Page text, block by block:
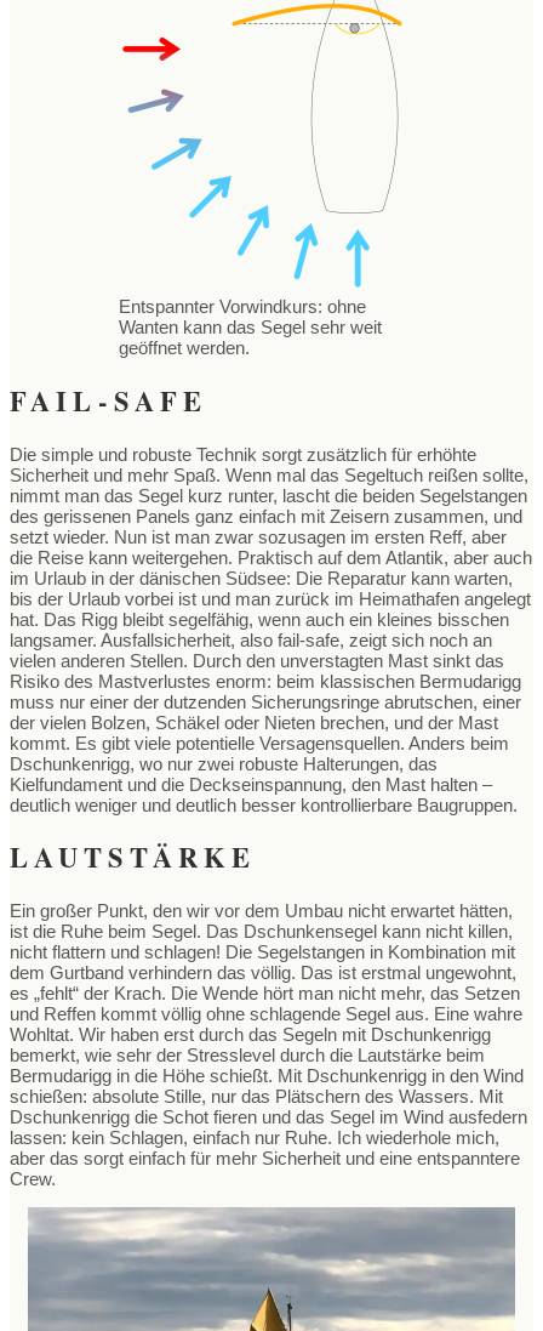
Entspannter Vorwindkurs: ohne
Wanten kann das Segel sehr weit
geöffnet werden.
FAIL-SAFE
Die simple und robuste Technik sorgt zusätzlich für erhöhte
Sicherheit und mehr Spaß. Wenn mal das Segeltuch reißen sollte,
nimmt man das Segel kurz runter, lascht die beiden Segelstangen
des gerissenen Panels ganz einfach mit Zeisern zusammen, und
setzt wieder. Nun ist man zwar sozusagen im ersten Reff, aber
die Reise kann weitergehen. Praktisch auf dem Atlantik, aber auch
im Urlaub in der dänischen Südsee: Die Reparatur kann warten,
bis der Urlaub vorbei ist und man zurück im Heimathafen angelegt
hat. Das Rigg bleibt segelfähig, wenn auch ein kleines bisschen
langsamer. Ausfallsicherheit, also fail-safe, zeigt sich noch an
vielen anderen Stellen. Durch den unverstagten Mast sinkt das
Risiko des Mastverlustes enorm: beim klassischen Bermudarigg
muss nur einer der dutzenden Sicherungsringe abrutschen, einer
der vielen Bolzen, Schäkel oder Nieten brechen, und der Mast
kommt. Es gibt viele potentielle Versagensquellen. Anders beim
Dschunkenrigg, wo nur zwei robuste Halterungen, das
Kielfundament und die Deckseinspannung, den Mast halten –
deutlich weniger und deutlich besser kontrollierbare Baugruppen.
LAUTSTÄRKE
Ein großer Punkt, den wir vor dem Umbau nicht erwartet hätten,
ist die Ruhe beim Segel. Das Dschunkensegel kann nicht killen,
nicht flattern und schlagen! Die Segelstangen in Kombination mit
dem Gurtband verhindern das völlig. Das ist erstmal ungewohnt,
es „fehlt“ der Krach. Die Wende hört man nicht mehr, das Setzen
und Reffen kommt völlig ohne schlagende Segel aus. Eine wahre
Wohltat. Wir haben erst durch das Segeln mit Dschunkenrigg
bemerkt, wie sehr der Stresslevel durch die Lautstärke beim
Bermudarigg in die Höhe schießt. Mit Dschunkenrigg in den Wind
schießen: absolute Stille, nur das Plätschern des Wassers. Mit
Dschunkenrigg die Schot fieren und das Segel im Wind ausfedern
lassen: kein Schlagen, einfach nur Ruhe. Ich wiederhole mich,
aber das sorgt einfach für mehr Sicherheit und eine entspanntere
Crew.